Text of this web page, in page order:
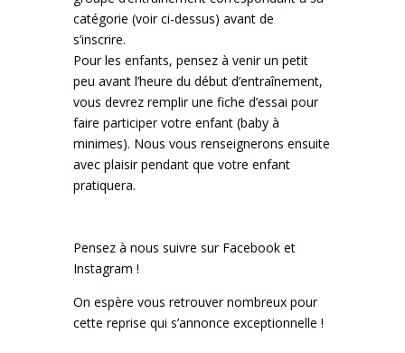
catégorie (voir ci-dessus) avant de
s’inscrire.
Pour les enfants, pensez à venir un petit
peu avant l’heure du début d’entraînement,
vous devrez remplir une fiche d’essai pour
faire participer votre enfant (baby à
minimes). Nous vous renseignerons ensuite
avec plaisir pendant que votre enfant
pratiquera.
Pensez à nous suivre sur Facebook et
Instagram !
On espère vous retrouver nombreux pour
cette reprise qui s’annonce exceptionnelle !